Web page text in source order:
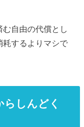
自由の代償とし
耗するよりマシで
しんどく